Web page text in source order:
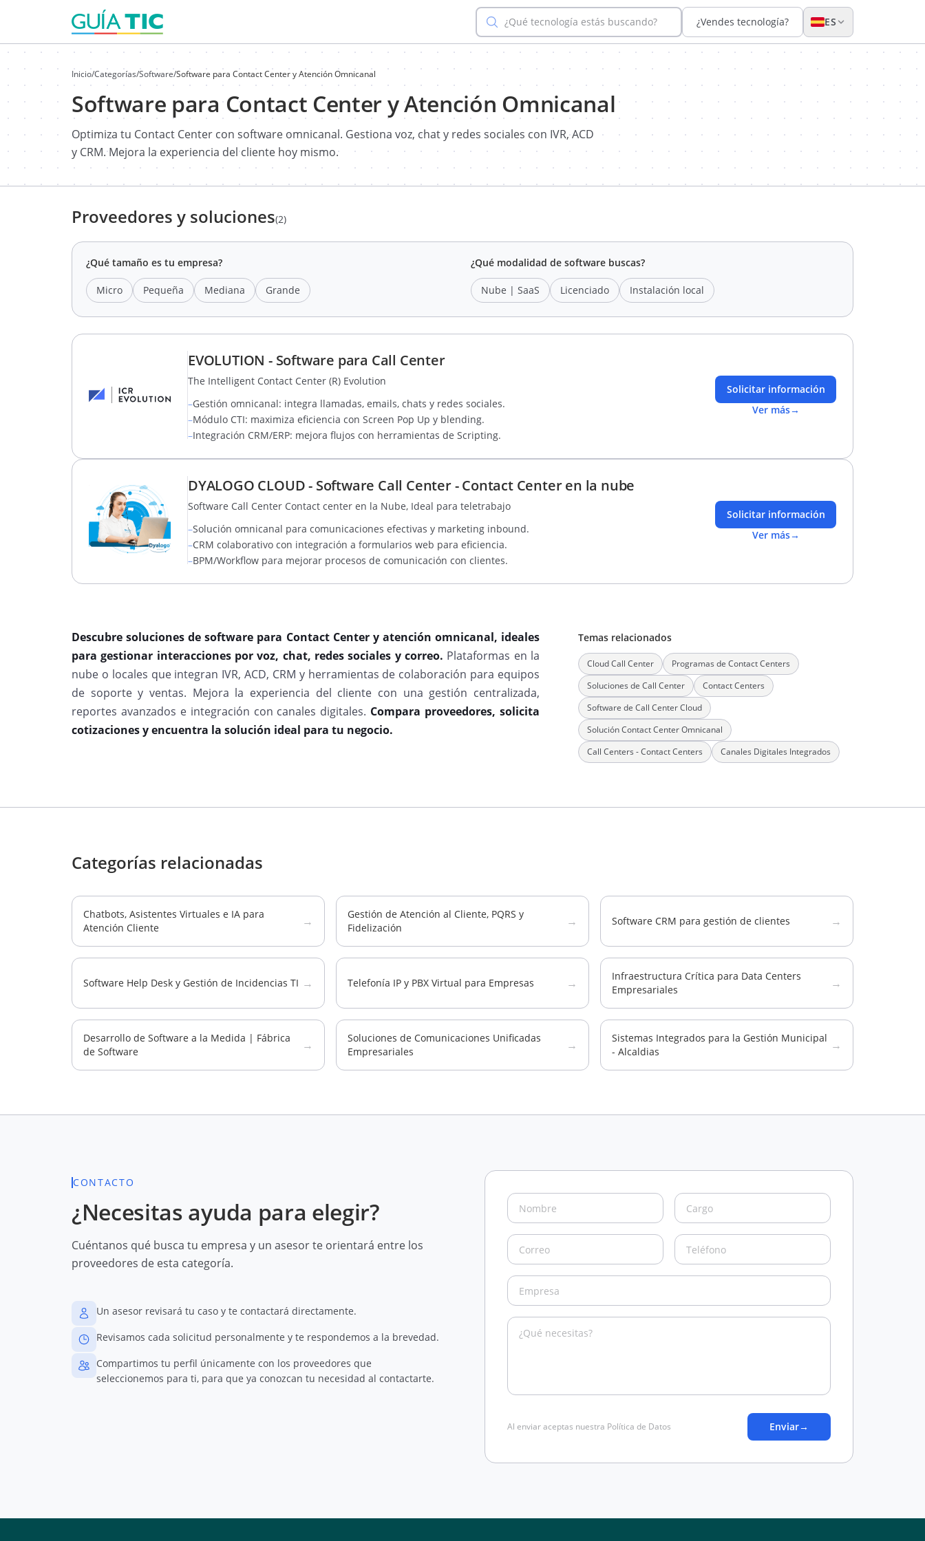
¿Qué tecnología estás buscando? ¿Vendes tecnología? ES
Inicio/Categorías/Software/Software para Contact Center y Atención Omnicanal
Software para Contact Center y Atención Omnicanal
Optimiza tu Contact Center con software omnicanal. Gestiona voz, chat y redes sociales con IVR, ACD
y CRM. Mejora la experiencia del cliente hoy mismo.
Proveedores y soluciones(2)
¿Qué tamaño es tu empresa?
Micro Pequeña Mediana Grande
¿Qué modalidad de software buscas?
Nube | SaaS Licenciado Instalación local
EVOLUTION - Software para Call Center
The Intelligent Contact Center (R) Evolution
–Gestión omnicanal: integra llamadas, emails, chats y redes sociales.
–Módulo CTI: maximiza eficiencia con Screen Pop Up y blending.
–Integración CRM/ERP: mejora flujos con herramientas de Scripting.
Solicitar información
Ver más→
DYALOGO CLOUD - Software Call Center - Contact Center en la nube
Software Call Center Contact center en la Nube, Ideal para teletrabajo
–Solución omnicanal para comunicaciones efectivas y marketing inbound.
–CRM colaborativo con integración a formularios web para eficiencia.
–BPM/Workflow para mejorar procesos de comunicación con clientes.
Solicitar información
Ver más→
Descubre soluciones de software para Contact Center y atención omnicanal, ideales
para gestionar interacciones por voz, chat, redes sociales y correo. Plataformas en la
nube o locales que integran IVR, ACD, CRM y herramientas de colaboración para equipos
de soporte y ventas. Mejora la experiencia del cliente con una gestión centralizada,
reportes avanzados e integración con canales digitales. Compara proveedores, solicita
cotizaciones y encuentra la solución ideal para tu negocio.
Temas relacionados
Cloud Call Center
Programas de Contact Centers
Soluciones de Call Center
Contact Centers
Software de Call Center Cloud
Solución Contact Center Omnicanal
Call Centers - Contact Centers
Canales Digitales Integrados
Categorías relacionadas
Chatbots, Asistentes Virtuales e IA para
Atención Cliente
→
Gestión de Atención al Cliente, PQRS y
Fidelización
→ Software CRM para gestión de clientes →
Software Help Desk y Gestión de Incidencias TI → Telefonía IP y PBX Virtual para Empresas →
Infraestructura Crítica para Data Centers
Empresariales
→
Desarrollo de Software a la Medida | Fábrica
de Software
→
Soluciones de Comunicaciones Unificadas
Empresariales
→
Sistemas Integrados para la Gestión Municipal
- Alcaldias
→
CONTACTO
¿Necesitas ayuda para elegir?
Cuéntanos qué busca tu empresa y un asesor te orientará entre los
proveedores de esta categoría.
Un asesor revisará tu caso y te contactará directamente.
Revisamos cada solicitud personalmente y te respondemos a la brevedad.
Compartimos tu perfil únicamente con los proveedores que
seleccionemos para ti, para que ya conozcan tu necesidad al contactarte.
Al enviar aceptas nuestra Política de Datos Enviar→